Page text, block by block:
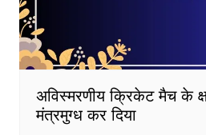
अविस्मरणीय क्रिकेट मैच के
मंत्रमुग्ध कर दिया